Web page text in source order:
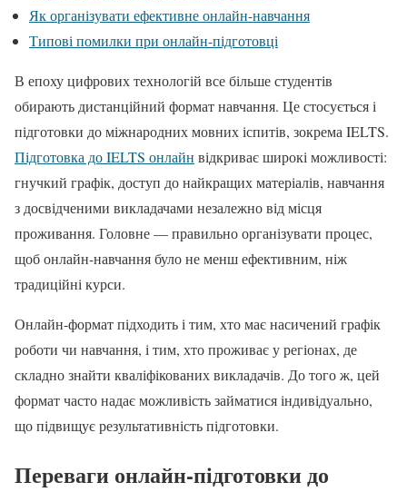
Як організувати ефективне онлайн-навчання
Типові помилки при онлайн-підготовці
В епоху цифрових технологій все більше студентів
обирають дистанційний формат навчання. Це стосується і
підготовки до міжнародних мовних іспитів, зокрема IELTS.
Підготовка до IELTS онлайн відкриває широкі можливості:
гнучкий графік, доступ до найкращих матеріалів, навчання
з досвідченими викладачами незалежно від місця
проживання. Головне — правильно організувати процес,
щоб онлайн-навчання було не менш ефективним, ніж
традиційні курси.
Онлайн-формат підходить і тим, хто має насичений графік
роботи чи навчання, і тим, хто проживає у регіонах, де
складно знайти кваліфікованих викладачів. До того ж, цей
формат часто надає можливість займатися індивідуально,
що підвищує результативність підготовки.
Переваги онлайн-підготовки до